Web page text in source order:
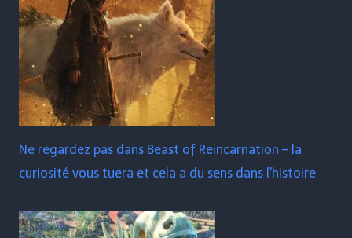
Ne regardez pas dans Beast of Reincarnation – la
curiosité vous tuera et cela a du sens dans l'histoire